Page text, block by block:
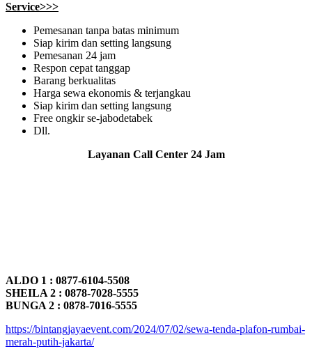
Service>>>
Pemesanan tanpa batas minimum
Siap kirim dan setting langsung
Pemesanan 24 jam
Respon cepat tanggap
Barang berkualitas
Harga sewa ekonomis & terjangkau
Siap kirim dan setting langsung
Free ongkir se-jabodetabek
Dll.
Layanan Call Center 24 Jam
ALDO 1 : 0877-6104-5508
SHEILA 2 : 0878-7028-5555
BUNGA 2 : 0878-7016-5555
https://bintangjayaevent.com/2024/07/02/sewa-tenda-plafon-rumbai-
merah-putih-jakarta/